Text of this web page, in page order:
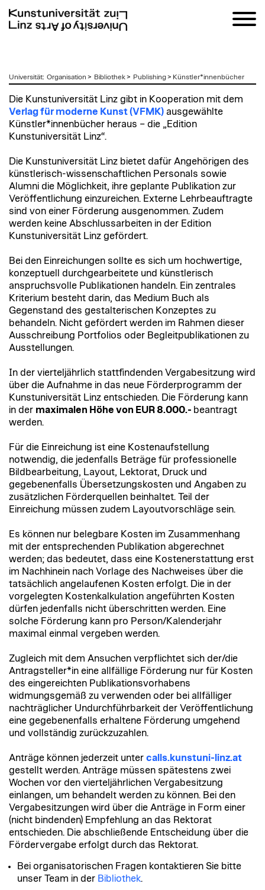
zumUniversität: Organisation > Bibliothek> Publishing> Künstler*innenbücher
Die Kunstuniversität Linz gibt in Kooperation mit dem
Verlag für moderne Kunst (VFMK) ausgewählte
Künstler*innenbücher heraus – die „Edition
Kunstuniversität Linz“.
Die Kunstuniversität Linz bietet dafür Angehörigen des
künstlerisch-wissenschaftlichen Personals sowie
Alumni die Möglichkeit, ihre geplante Publikation zur
Veröffentlichung einzureichen. Externe Lehrbeauftragte
sind von einer Förderung ausgenommen. Zudem
werden keine Abschlussarbeiten in der Edition
Kunstuniversität Linz gefördert.
Bei den Einreichungen sollte es sich um hochwertige,
konzeptuell durchgearbeitete und künstlerisch
anspruchsvolle Publikationen handeln. Ein zentrales
Kriterium besteht darin, das Medium Buch als
Gegenstand des gestalterischen Konzeptes zu
behandeln. Nicht gefördert werden im Rahmen dieser
Ausschreibung Portfolios oder Begleitpublikationen zu
Ausstellungen.
In der vierteljährlich stattfindenden Vergabesitzung wird
über die Aufnahme in das neue Förderprogramm der
Kunstuniversität Linz entschieden. Die Förderung kann
in der maximalen Höhe von EUR 8.000.- beantragt
werden.
Für die Einreichung ist eine Kostenaufstellung
notwendig, die jedenfalls Beträge für professionelle
Bildbearbeitung, Layout, Lektorat, Druck und
gegebenenfalls Übersetzungskosten und Angaben zu
zusätzlichen Förderquellen beinhaltet. Teil der
Einreichung müssen zudem Layoutvorschläge sein.
Es können nur belegbare Kosten im Zusammenhang
mit der entsprechenden Publikation abgerechnet
werden; das bedeutet, dass eine Kostenerstattung erst
im Nachhinein nach Vorlage des Nachweises über die
tatsächlich angelaufenen Kosten erfolgt. Die in der
vorgelegten Kostenkalkulation angeführten Kosten
dürfen jedenfalls nicht überschritten werden. Eine
solche Förderung kann pro Person/Kalenderjahr
maximal einmal vergeben werden.
Zugleich mit dem Ansuchen verpflichtet sich der/die
Antragsteller*in eine allfällige Förderung nur für Kosten
des eingereichten Publikationsvorhabens
widmungsgemäß zu verwenden oder bei allfälliger
nachträglicher Undurchführbarkeit der Veröffentlichung
eine gegebenenfalls erhaltene Förderung umgehend
und vollständig zurückzuzahlen.
Anträge können jederzeit unter calls.kunstuni-linz.at
gestellt werden. Anträge müssen spätestens zwei
Wochen vor den vierteljährlichen Vergabesitzung
einlangen, um behandelt werden zu können. Bei den
Vergabesitzungen wird über die Anträge in Form einer
(nicht bindenden) Empfehlung an das Rektorat
entschieden. Die abschließende Entscheidung über die
Fördervergabe erfolgt durch das Rektorat.
Bei organisatorischen Fragen kontaktieren Sie bitte
unser Team in der Bibliothek.